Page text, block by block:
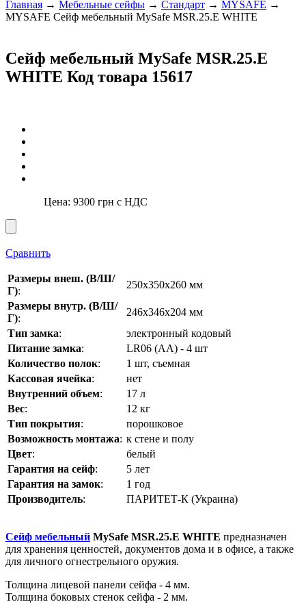
Главная → Мебельные сейфы → Стандарт → MYSAFE →
MYSAFE Сейф мебельный MySafe MSR.25.E WHITE
Сейф мебельный MySafe MSR.25.E
WHITE Код товара 15617
Цена: 9300 грн с НДС
Сравнить
Размеры внеш. (В/Ш/
Г):
250x350x260 мм
Размеры внутр. (В/Ш/
Г):
246х346х204 мм
Тип замка:
электронный кодовый
Питание замка:
LR06 (AA) - 4 шт
Количество полок:
1 шт, съемная
Кассовая ячейка:
нет
Внутренний объем:
17 л
Вес:
12 кг
Тип покрытия:
порошковое
Возможность монтажа: к стене и полу
Цвет:
белый
Гарантия на сейф:
5 лет
Гарантия на замок:
1 год
Производитель: ПАРИТЕТ-К (Украина)
Сейф мебельный MySafe MSR.25.E WHITE предназначен
для хранения ценностей, документов дома и в офисе, а также
для личного огнестрельного оружия.
Толщина лицевой панели сейфа - 4 мм.
Толщина боковых стенок сейфа - 2 мм.